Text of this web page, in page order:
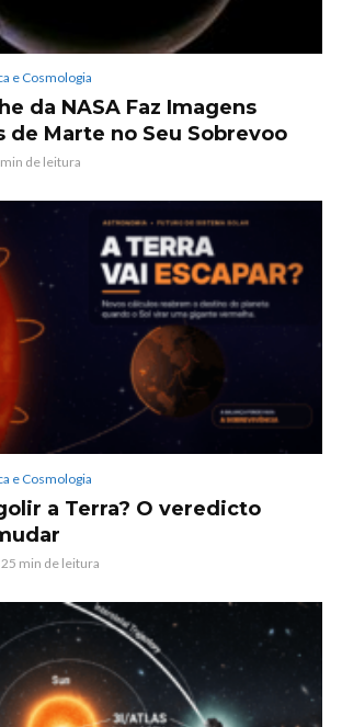
e Cosmologia
da NASA Faz Imagens
de Marte no Seu Sobrevoo
de leitura
e Cosmologia
a Terra? O veredicto
25 min de leitura